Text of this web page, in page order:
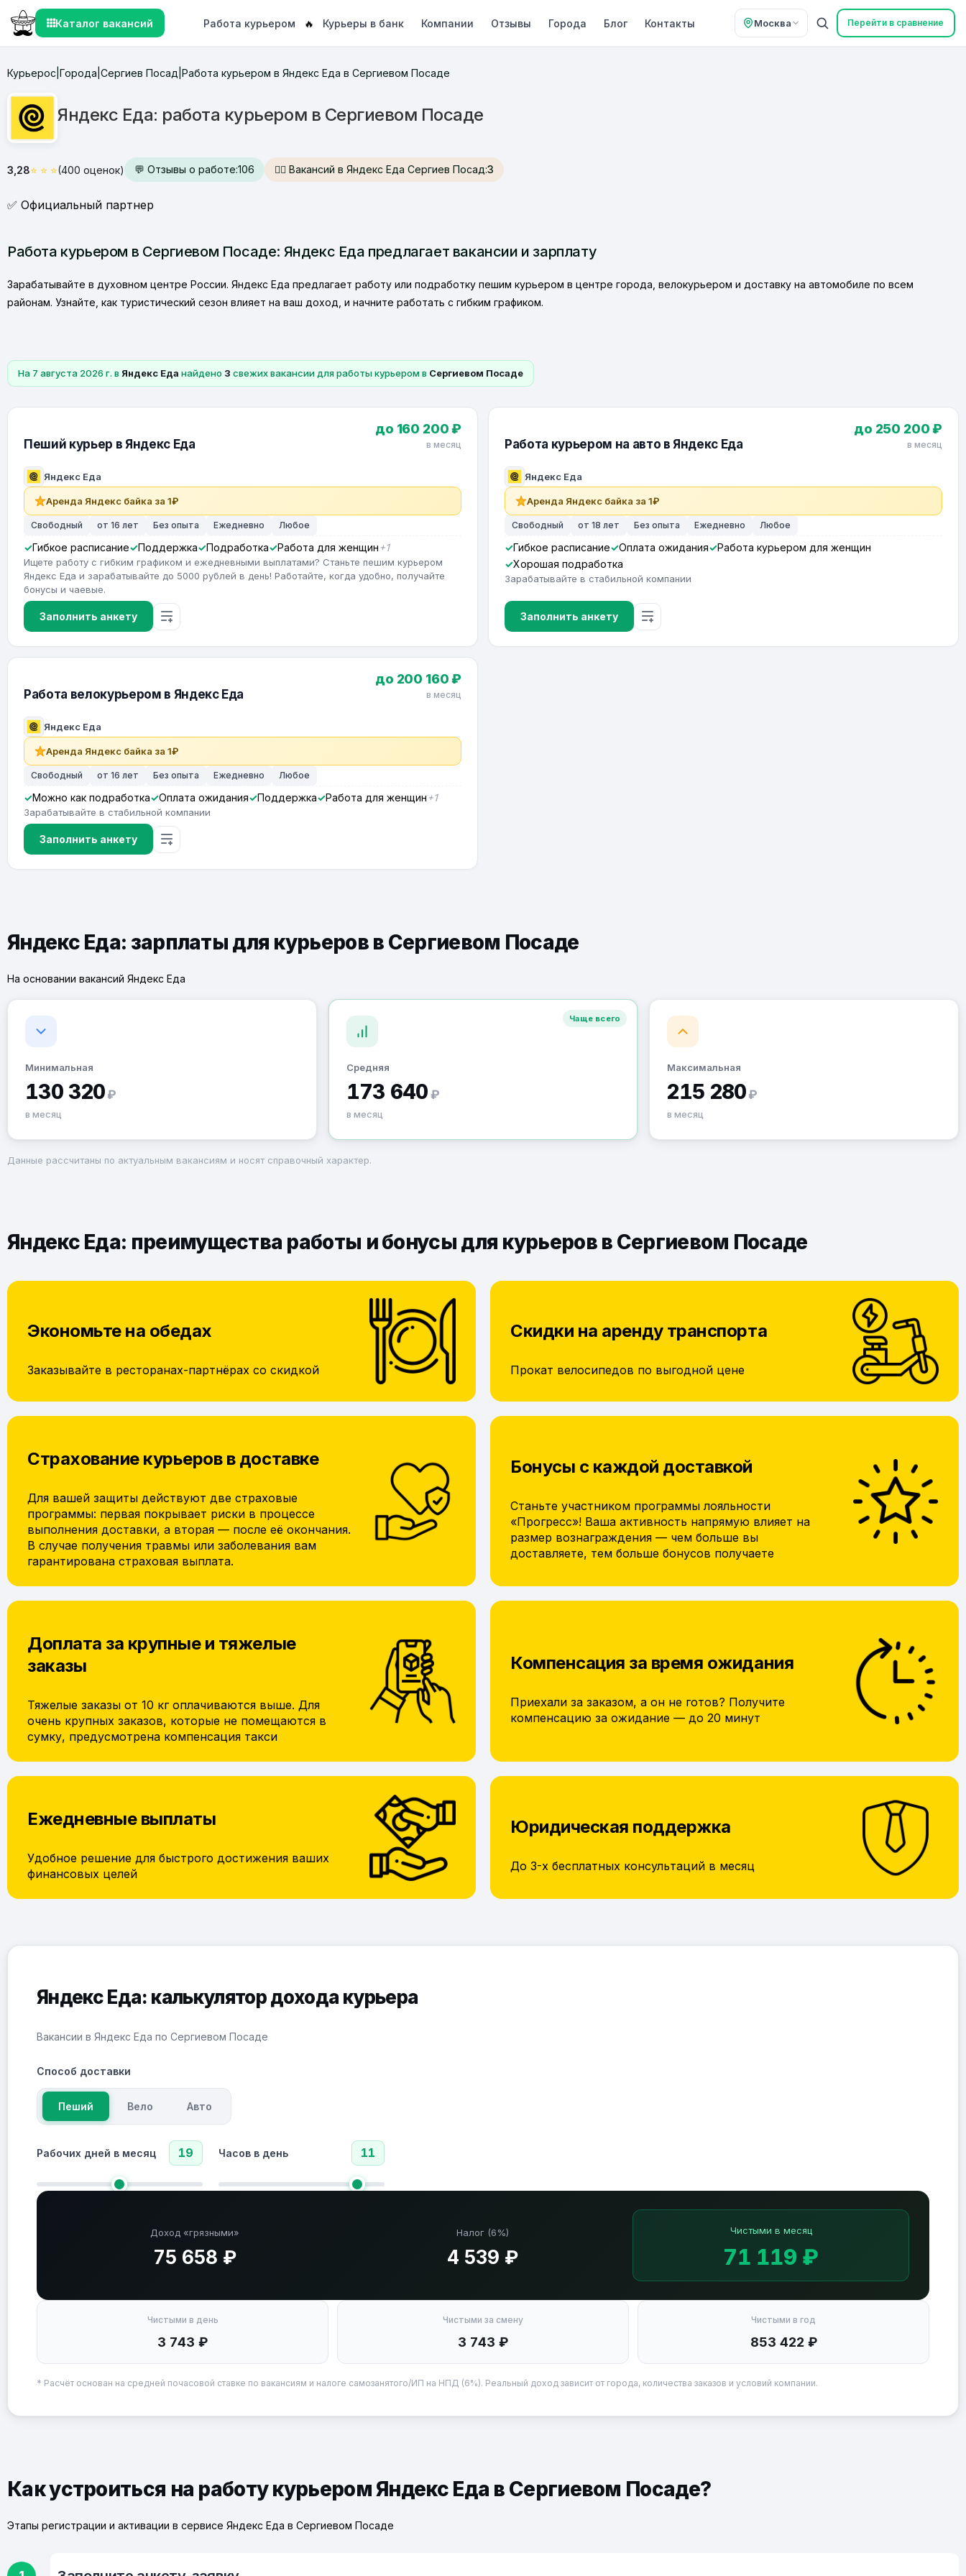
Каталог вакансий Работа курьером 🔥 Курьеры в банк Компании Отзывы Города Блог Контакты Москва Перейти в сравнение
Курьерос Города Сергиев Посад Работа курьером в Яндекс Еда в Сергиевом Посаде
Яндекс Еда: работа курьером в Сергиевом Посаде
3,28⭐ ⭐ ⭐(400 оценок) 💬 Отзывы о работе:106 🙋‍♂️ Вакансий в Яндекс Еда Сергиев Посад:3
✅ Официальный партнер
Работа курьером в Сергиевом Посаде: Яндекс Еда предлагает вакансии и зарплату
Зарабатывайте в духовном центре России. Яндекс Еда предлагает работу или подработку пешим курьером в центре города, велокурьером и доставку на автомобиле по всем
районам. Узнайте, как туристический сезон влияет на ваш доход, и начните работать с гибким графиком.
На 7 августа 2026 г. в Яндекс Еда найдено 3 свежих вакансии для работы курьером в Сергиевом Посаде
Пеший курьер в Яндекс Еда
Яндекс Еда
до 160 200 ₽
в месяц
Аренда Яндекс байка за 1₽
Свободный от 16 лет Без опыта Ежедневно Любое
Гибкое расписание Поддержка Подработка Работа для женщин +1
Ищете работу с гибким графиком и ежедневными выплатами? Станьте пешим курьером
Яндекс Еда и зарабатывайте до 5000 рублей в день! Работайте, когда удобно, получайте
бонусы и чаевые.
Заполнить анкету
Работа курьером на авто в Яндекс Еда
Яндекс Еда
до 250 200 ₽
в месяц
Аренда Яндекс байка за 1₽
Свободный от 18 лет Без опыта Ежедневно Любое
Гибкое расписание Оплата ожидания
Работа курьером для женщин
Хорошая подработка
Зарабатывайте в стабильной компании
Заполнить анкету
Работа велокурьером в Яндекс Еда
Яндекс Еда
до 200 160 ₽
в месяц
Аренда Яндекс байка за 1₽
Свободный от 16 лет Без опыта Ежедневно Любое
Можно как подработка Оплата ожидания Поддержка Работа для женщин +1
Зарабатывайте в стабильной компании
Заполнить анкету
Яндекс Еда: зарплаты для курьеров в Сергиевом Посаде
На основании вакансий Яндекс Еда
Минимальная
130 320 ₽
в месяц
Чаще всего
Средняя
173 640 ₽
в месяц
Максимальная
215 280 ₽
в месяц
Данные рассчитаны по актуальным вакансиям и носят справочный характер.
Яндекс Еда: преимущества работы и бонусы для курьеров в Сергиевом Посаде
Экономьте на обедах
Заказывайте в ресторанах-партнёрах со скидкой
Скидки на аренду транспорта
Прокат велосипедов по выгодной цене
Страхование курьеров в доставке
Для вашей защиты действуют две страховые
программы: первая покрывает риски в процессе
выполнения доставки, а вторая — после её окончания.
В случае получения травмы или заболевания вам
гарантирована страховая выплата.
Бонусы с каждой доставкой
Станьте участником программы лояльности
«Прогресс»! Ваша активность напрямую влияет на
размер вознаграждения — чем больше вы
доставляете, тем больше бонусов получаете
Доплата за крупные и тяжелые
заказы
Тяжелые заказы от 10 кг оплачиваются выше. Для
очень крупных заказов, которые не помещаются в
сумку, предусмотрена компенсация такси
Компенсация за время ожидания
Приехали за заказом, а он не готов? Получите
компенсацию за ожидание — до 20 минут
Ежедневные выплаты
Удобное решение для быстрого достижения ваших
финансовых целей
Юридическая поддержка
До 3-х бесплатных консультаций в месяц
Яндекс Еда: калькулятор дохода курьера
Вакансии в Яндекс Еда по Сергиевом Посаде
Способ доставки
Пеший Вело Авто
Рабочих дней в месяц 19 Часов в день 11
Доход «грязными»
75 658 ₽
Налог (6%)
4 539 ₽
Чистыми в месяц
71 119 ₽
Чистыми в день
3 743 ₽
Чистыми за смену
3 743 ₽
Чистыми в год
853 422 ₽
* Расчёт основан на средней почасовой ставке по вакансиям и налоге самозанятого/ИП на НПД (6%). Реальный доход зависит от города, количества заказов и условий компании.
Как устроиться на работу курьером Яндекс Еда в Сергиевом Посаде?
Этапы регистрации и активации в сервисе Яндекс Еда в Сергиевом Посаде